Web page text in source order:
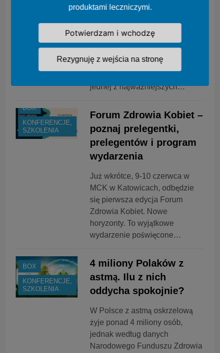
produktami leczniczymi.
Potwierdzam i wchodzę
Rezygnuję z wejścia na stronę
Bioetyki i Zarządzania w
Konferencja odbędzie się 25-26
września 2025 r. w Gdańsku.
Uniwersytet Gdański ma
jednej z najważniejszych…
BOX
KONFERENCJE,
SZKOLENIA
Forum Zdrowia Kobiet –
poznaj prelegentki,
prelegentów i program
wydarzenia
Już wkrótce, 9-10 czerwca w
MCK w Katowicach, odbędzie
się pierwsza edycja Forum
Zdrowia Kobiet. Nowe
horyzonty. To wyjątkowe
wydarzenie poświęcone…
BOX
KONFERENCJE,
SZKOLENIA
4 miliony Polaków z
astmą. Ilu z nich
oddycha spokojnie?
W Polsce z astmą oskrzelową
żyje ponad 4 miliony osób,
jednak według danych
Narodowego Funduszu Zdrowia